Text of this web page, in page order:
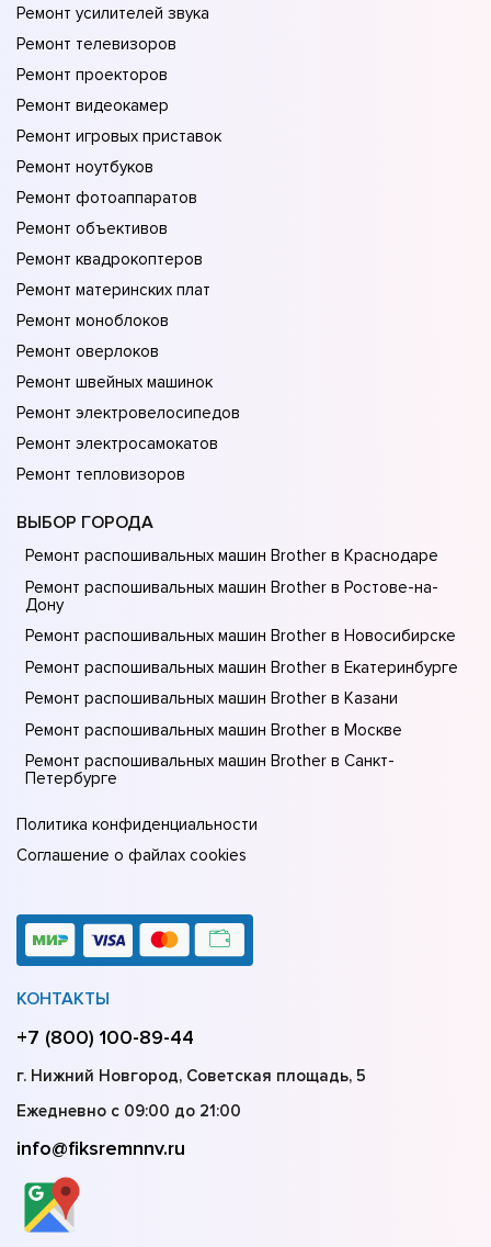
Ремонт усилителей звука
Ремонт телевизоров
Ремонт проекторов
Ремонт видеокамер
Ремонт игровых приставок
Ремонт ноутбуков
Ремонт фотоаппаратов
Ремонт объективов
Ремонт квадрокоптеров
Ремонт материнских плат
Ремонт моноблоков
Ремонт оверлоков
Ремонт швейных машинок
Ремонт электровелосипедов
Ремонт электросамокатов
Ремонт тепловизоров
ВЫБОР ГОРОДА
Ремонт распошивальных машин Brother в Краснодаре
Ремонт распошивальных машин Brother в Ростове-на-
Донy
Ремонт распошивальных машин Brother в Новосибирске
Ремонт распошивальных машин Brother в Екатеринбурге
Ремонт распошивальных машин Brother в Казани
Ремонт распошивальных машин Brother в Москве
Ремонт распошивальных машин Brother в Санкт-
Петербурге
Политика конфиденциальности
Соглашение о файлах cookies
КОНТАКТЫ
+7 (800) 100-89-44
г. Нижний Новгород, Советская площадь, 5
Ежедневно с 09:00 до 21:00
info@fiksremnnv.ru